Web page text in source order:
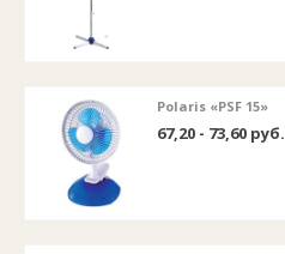
Polaris «PSF 15»
67,20 - 73,60 руб.